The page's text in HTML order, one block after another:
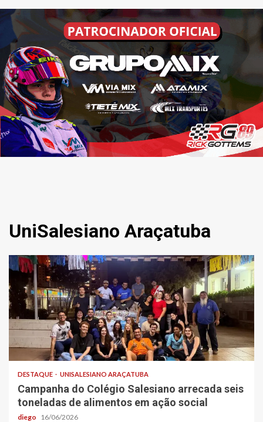
UniSalesiano Araçatuba
DESTAQUE UNISALESIANO ARAÇATUBA
Campanha do Colégio Salesiano arrecada seis
toneladas de alimentos em ação social
diego 16/06/2026